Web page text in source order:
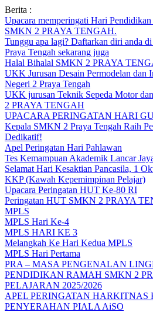
Skip
to
content
Berita :
Upacara memperingati Hari
SMKN 2 PRAYA TENGAH.
Tunggu apa lagi? Daftarkan diri anda
Praya Tengah sekarang juga
Halal Bihalal SMKN 2 PRAYA
UKK Jurusan Desain Permodelan dan
Negeri 2 Praya Tengah
UKK jurusan Teknik Sepeda Motor
2 PRAYA TENGAH
UPACARA PERINGATAN HARI
Kepala SMKN 2 Praya Tengah Raih
Dedikatif!
Apel Peringatan Hari Pahlawan
Tes Kemampuan Akademik Lancar
Selamat Hari Kesaktian Pancasila, 1
KKP (Kawah Kepemimpinan Pelajar)
Upacara Peringatan HUT Ke-80 RI
Peringatan HUT SMKN 2 PRAYA
MPLS
MPLS Hari Ke-4
MPLS HARI KE 3
Melangkah Ke Hari Kedua MPLS
MPLS Hari Pertama
PRA – MASA PENGENALAN
PENDIDIKAN RAMAH SMKN 2
PELAJARAN 2025/2026
APEL PERINGATAN HARKITNAS
PENYERAHAN PIALA AiSO